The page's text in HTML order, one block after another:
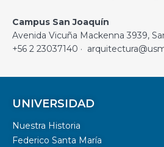
Campus San Joaquín
Avenida Vicuña Mackenna 3939,
+56 2 23037140 ·
UNIVERSIDAD
Nuestra Historia
Federico Santa María